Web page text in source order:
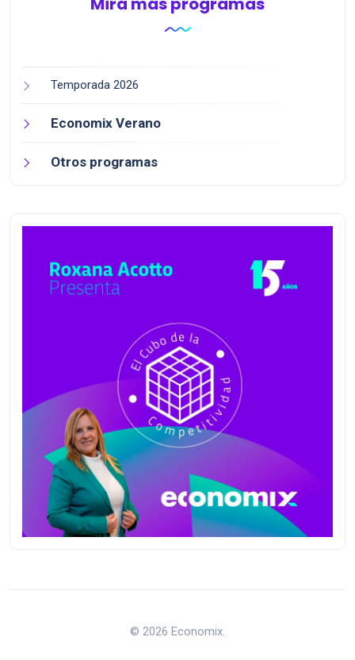
Temporada 2026
Economix Verano
Otros programas
© 2026 Economix.